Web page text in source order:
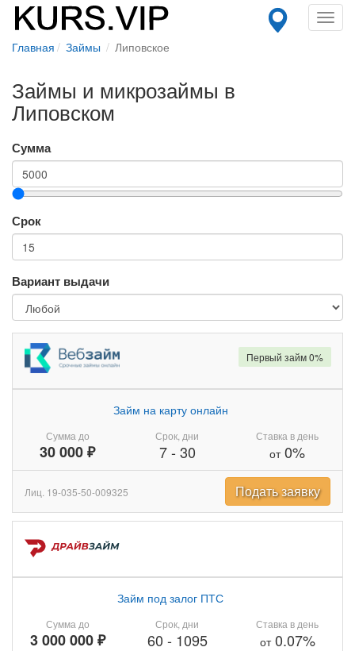
Главная Займы Липовское
Займы и микрозаймы в
Липовском
Сумма
Срок
Вариант выдачи
Сумма до
30 000 ₽
Займ на карту онлайн
Срок, дни
7- 30
Ставка в день
от0%
Первый займ 0%
Лиц. 19-035-50-009325 Подать заявку
Сумма до
3 000 000 ₽
Займ под залог ПТС
Срок, дни
60 - 1095
Ставка в день
от0.07%